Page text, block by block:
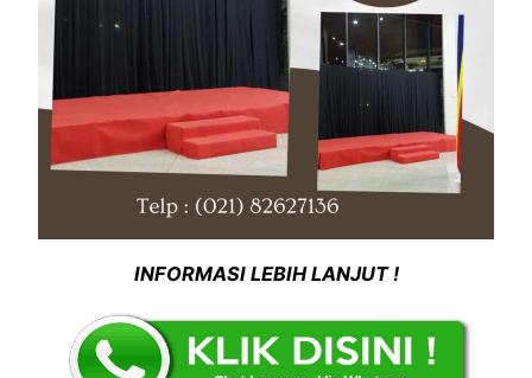
INFORMASI LEBIH LANJUT !